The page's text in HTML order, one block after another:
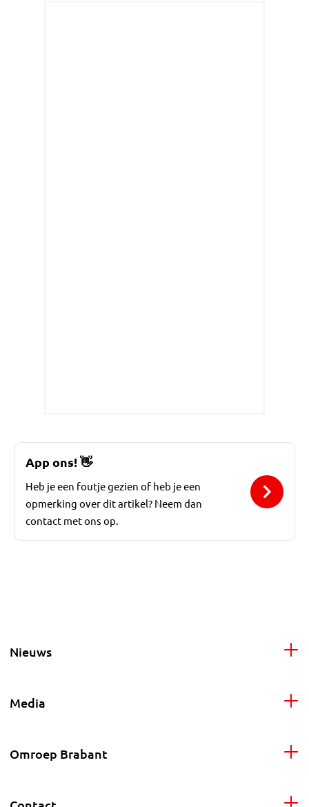
App ons!👋
Heb je een foutje gezien of heb je een
opmerking over dit artikel? Neem dan
contact met ons op.
Nieuws
Media
Omroep Brabant